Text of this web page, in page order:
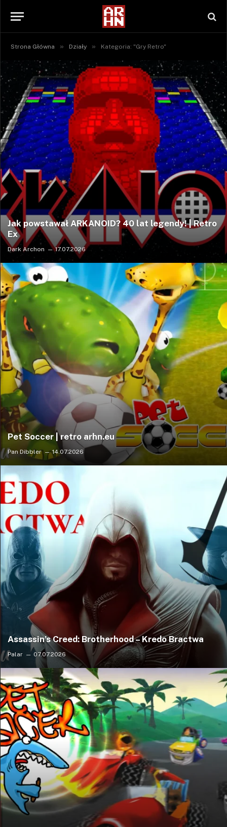
Strona Główna » Działy » Kategoria: "Gry Retro"
Jak powstawał ARKANOID? 40 lat legendy! | Retro
Ex
Dark Archon 17.07.2026
Pet Soccer | retro arhn.eu
Pan Dibbler 14.07.2026
Assassin’s Creed: Brotherhood – Kredo Bractwa
Palar 07.07.2026